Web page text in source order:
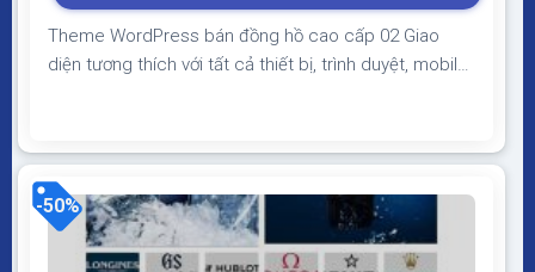
Theme WordPress bán đồng hồ cao cấp 02 Giao
diện tương thích với tất cả thiết bị, trình duyệt, mobile,
load nhanh nhẹ tối ưu với các công cụ tìm kiếm
Theme sạch hoàn toàn 100%...
-50%